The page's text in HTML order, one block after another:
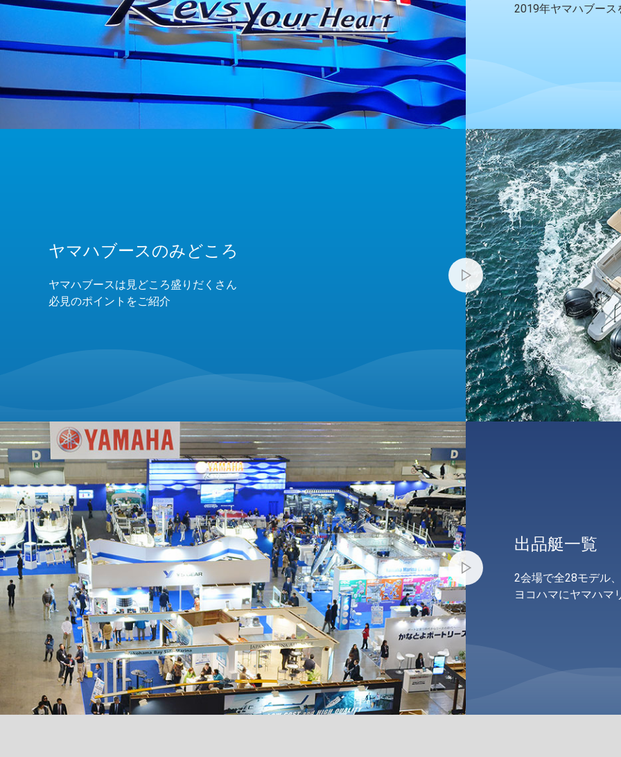
2019年ヤマハブース
ヤマハブースのみどころ
ヤマハブースは見どころ盛りだくさん
必見のポイントをご紹介
出品艇一覧
2会場で全28モデル、
ヨコハマにヤマハマ